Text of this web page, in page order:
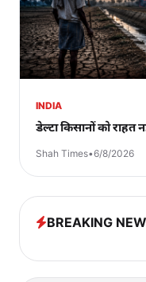
INDIA
डेल्टा किसानों को राहत
Shah Times•6/8/2026
BREAKING